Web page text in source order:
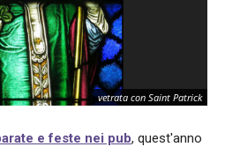
vetrata con Saint Patrick
e feste nei pub, quest'anno